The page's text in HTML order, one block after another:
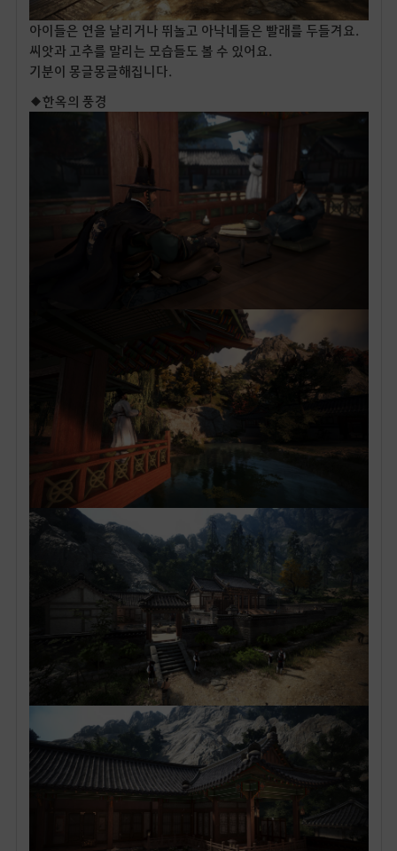
아이들은 연을 날리거나 뛰놀고 아낙네들은 빨래를 두들겨요.
씨앗과 고추를 말리는 모습들도 볼 수 있어요.
기분이 몽글몽글해집니다.
◆한옥의 풍경